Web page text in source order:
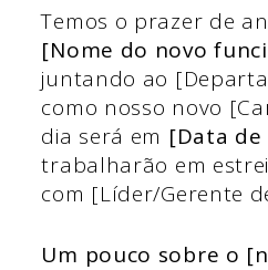
Temos o prazer de
[Nome do novo
juntando ao
como nosso novo
dia será em [Data
trabalharão em
com [Líder/Gerente
Um pouco sobre o